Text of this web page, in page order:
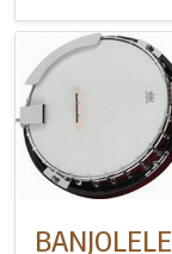
BANJOLELE